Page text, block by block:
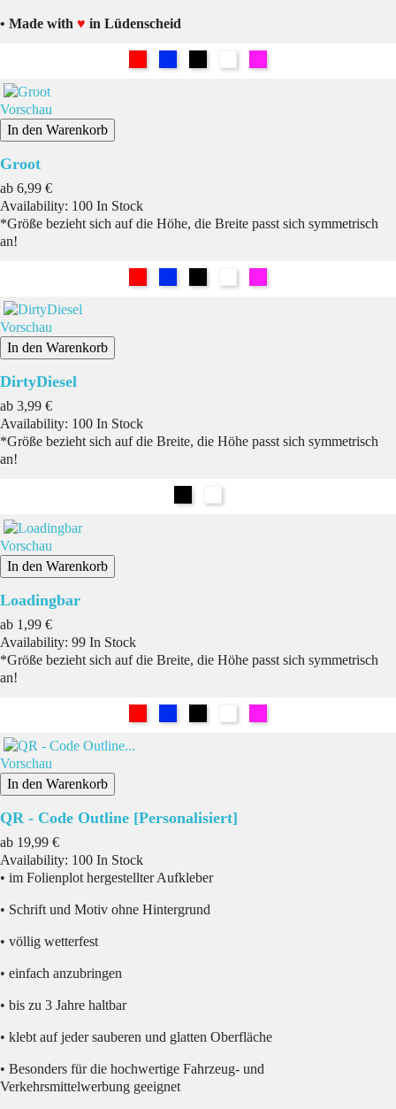
• Made with ♥ in Lüdenscheid
Vorschau
In den Warenkorb
Groot
ab Preis
6,99 €
Availability: 100 In Stock
*Größe bezieht sich auf die Höhe, die Breite passt sich symmetrisch
an!
Vorschau
In den Warenkorb
DirtyDiesel
ab Preis
3,99 €
Availability: 100 In Stock
*Größe bezieht sich auf die Breite, die Höhe passt sich symmetrisch
an!
Vorschau
In den Warenkorb
Loadingbar
ab Preis
1,99 €
Availability: 99 In Stock
*Größe bezieht sich auf die Breite, die Höhe passt sich symmetrisch
an!
Vorschau
In den Warenkorb
QR - Code Outline [Personalisiert]
ab Preis
19,99 €
Availability: 100 In Stock
• im Folienplot hergestellter Aufkleber
• Schrift und Motiv ohne Hintergrund
• völlig wetterfest
• einfach anzubringen
• bis zu 3 Jahre haltbar
• klebt auf jeder sauberen und glatten Oberfläche
• Besonders für die hochwertige Fahrzeug- und
Verkehrsmittelwerbung geeignet